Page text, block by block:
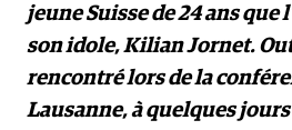
jeune Suisse de 24 ans que
son idole, Kilian Jornet.
rencontré lors de la
Lausanne, à quelques